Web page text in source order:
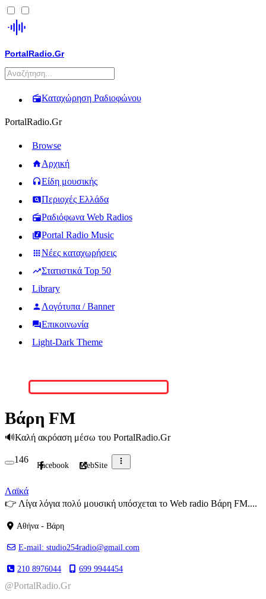
PortalRadio.Gr
Καταχώρηση Ραδιοφώνου
PortalRadio.Gr
Browse
Αρχική
Είδη μουσικής
Περιοχές Ελλάδα
Ραδιόφωνα Web Radios
Portal Radio Music
Νέες καταχωρήσεις
Στατιστικά Top 50
Library
Λογότυπα / Banner
Επικοινωνία
Light-Dark Theme
Βάρη FM
🔊Καλή ακρόαση μέσω του PortalRadio.Gr
146
Facebook WebSite
Λαϊκά
👉 Λίγα λόγια πολύ μουσική υπόσχεται το Web radio Βάρη FM....
Αθήνα - Βάρη
E-mail: studio254radio@gmail.com
210 8976044 699 9944454
@PortalRadio.Gr